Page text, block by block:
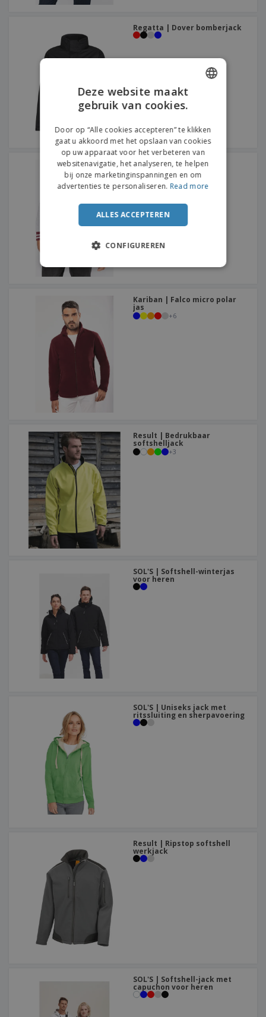
Regatta | Dover bomberjack
Kariban | Teddy jas
Kariban | Falco micro polar
jas
+6
Result | Bedrukbaar
softshelljack
+3
SOL'S | Softshell-winterjas
voor heren
SOL'S | Uniseks jack met
ritssluiting en sherpavoering
Result | Ripstop softshell
werkjack
SOL'S | Softshell-jack met
capuchon voor heren
ENGLISH
Deze website maakt
gebruik van cookies.
Door op “Alle cookies accepteren” te klikken
gaat u akkoord met het opslaan van cookies
op uw apparaat voor het verbeteren van
websitenavigatie, het analyseren, te helpen
bij onze marketinginspanningen en om
advertenties te personaliseren. Read more
ALLES ACCEPTEREN
CONFIGUREREN